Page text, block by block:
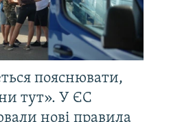
пояснювати,
тут». У ЄС
нові правила